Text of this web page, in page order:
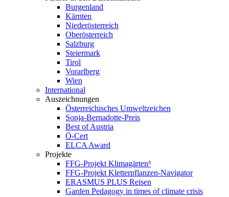
Burgenland
Kärnten
Niederösterreich
Oberösterreich
Salzburg
Steiermark
Tirol
Vorarlberg
Wien
International
Auszeichnungen
Österreichisches Umweltzeichen
Sonja-Bernadotte-Preis
Best of Austria
Ö-Cert
ELCA Award
Projekte
FFG-Projekt Klimagärten³
FFG-Projekt Kletterpflanzen-Navigator
ERASMUS PLUS Reisen
Garden Pedagogy in times of climate crisis